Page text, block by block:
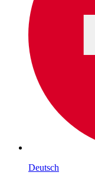
Deutsch